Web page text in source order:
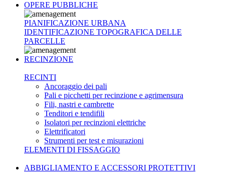
OPERE PUBBLICHE
PIANIFICAZIONE URBANA
IDENTIFICAZIONE TOPOGRAFICA DELLE
PARCELLE
RECINZIONE
RECINTI
Ancoraggio dei pali
Pali e picchetti per recinzione e agrimensura
Fili, nastri e cambrette
Tenditori e tendifili
Isolatori per recinzioni elettriche
Elettrificatori
Strumenti per test e misurazioni
ELEMENTI DI FISSAGGIO
ABBIGLIAMENTO E ACCESSORI PROTETTIVI